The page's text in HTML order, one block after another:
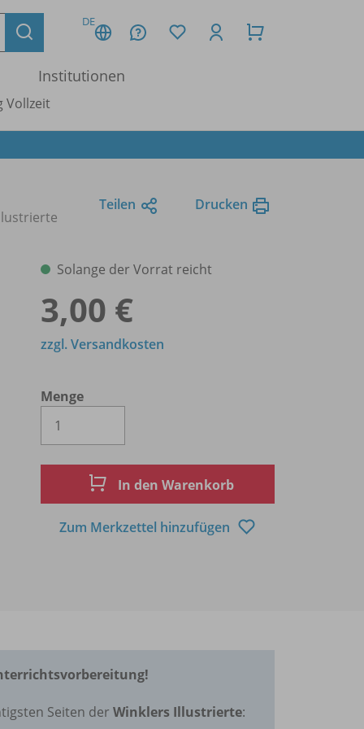
DE
Institutionen
Vollzeit
Teilen Drucken
Solange der Vorrat reicht
3,00 €
Menge
zzgl. Versandkosten
In den Warenkorb
Zum Merkzettel hinzufügen
Seiten der Winklers Illustrierte: